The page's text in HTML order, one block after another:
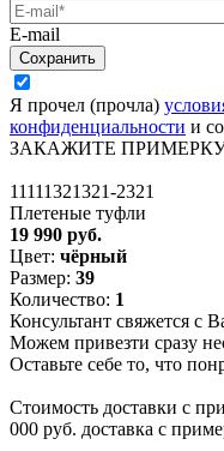
E-mail
Я прочел (прочла)
конфиденциальности и
ЗАКАЖИТЕ
11111321321-2321
Плетеные туфли
19 990 руб.
Цвет: чёрный
Размер: 39
Количество: 1
Консультант свяжется с
Можем привезти сразу
Оставьте себе то, что
Стоимость доставки с
000 руб. доставка с